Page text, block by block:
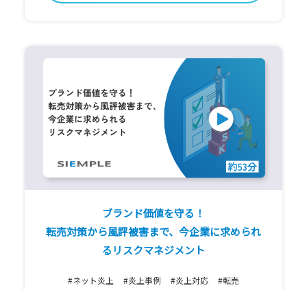
ブランド価値を守る！
転売対策から風評被害まで、今企業に求められ
るリスクマネジメント
#ネット炎上 #炎上事例 #炎上対応 #転売